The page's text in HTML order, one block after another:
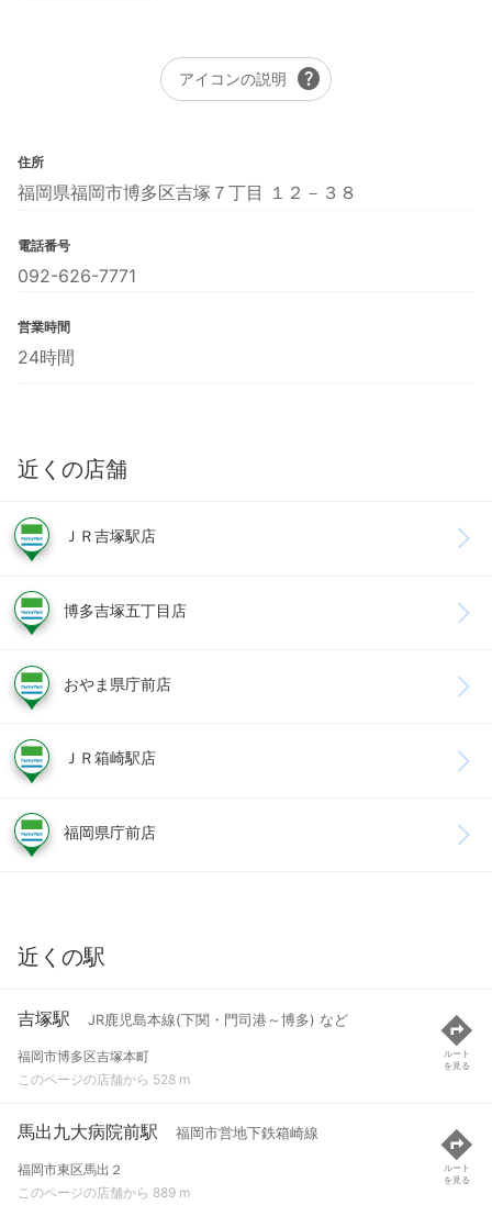
アイコンの説明 help
住所
福岡県福岡市博多区吉塚７丁目 １２－３８
電話番号
092-626-7771
営業時間
24時間
近くの店舗
ＪＲ吉塚駅店
博多吉塚五丁目店
おやま県庁前店
ＪＲ箱崎駅店
福岡県庁前店
近くの駅
吉塚駅 JR鹿児島本線(下関・門司港～博多) など
福岡市博多区吉塚本町
このページの店舗から 528 m
ルート
を見る
馬出九大病院前駅 福岡市営地下鉄箱崎線
福岡市東区馬出２
このページの店舗から 889 m
ルート
を見る